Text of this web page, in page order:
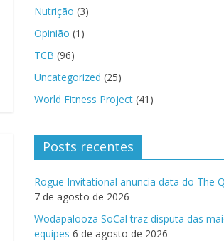
Nutrição (3)
Opinião (1)
TCB (96)
Uncategorized (25)
World Fitness Project (41)
Posts recentes
Rogue Invitational anuncia data do The
7 de agosto de 2026
Wodapalooza SoCal traz disputa das
equipes 6 de agosto de 2026